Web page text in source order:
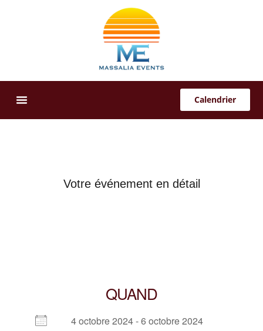
Calendrier
Votre événement en détail
QUAND
4 octobre 2024 - 6 octobre 2024